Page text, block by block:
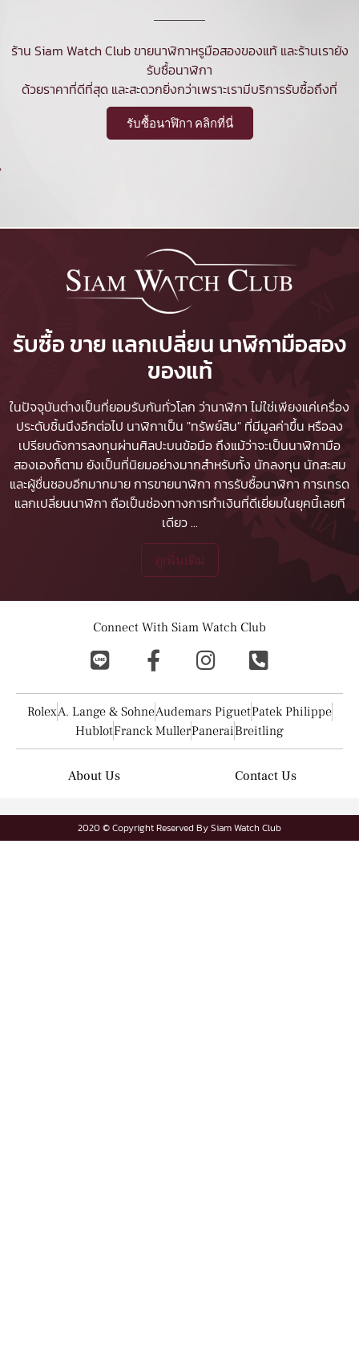
ร้าน Siam Watch Club ขายนาฬิกาหรูมือสองของแท้ และร้านเรายัง
รับซื้อนาฬิกา
ด้วยราคาที่ดีที่สุด และสะดวกยิ่งกว่าเพราะเรามีบริการรับซื้อถึงที่
รับซื้อนาฬิกา คลิกที่นี่
รับซื้อ ขาย แลกเปลี่ยน นาฬิกามือสอง
ของแท้
ในปัจจุบันต่างเป็นที่ยอมรับกันทั่วโลก ว่านาฬิกา ไม่ใช่เพียงแค่เครื่อง
ประดับชิ้นนึงอีกต่อไป นาฬิกาเป็น "ทรัพย์สิน" ที่มีมูลค่าขึ้น หรือลง
เปรียบดังการลงทุนผ่านศิลปะบนข้อมือ ถึงแม้ว่าจะเป็นนาฬิกามือ
สองเองก็ตาม ยังเป็นที่นิยมอย่างมากสำหรับทั้ง นักลงทุน นักสะสม
และผู้ชื่นชอบอีกมากมายการขายนาฬิกา การรับซื้อนาฬิกา การเทรด
แลกเปลี่ยนนาฬิกา ถือเป็นช่องทางการทำเงินที่ดีเยี่ยมในยุคนี้เลยที
เดียว...
ดูเพิ่มเติม
Connect With Siam Watch Club
RolexA. Lange & SohneAudemars PiguetPatek Philippe
HublotFranck MullerPaneraiBreitling
About Us Contact Us
2020 © Copyright Reserved By Siam Watch Club